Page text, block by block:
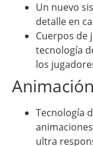
Un nuevo
detalle en
Cuerpos de
tecnología
los
Tecnología
ultra